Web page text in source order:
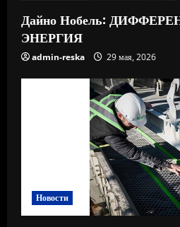
Дайно Нобель:
ЭНЕРГИЯ
admin-reska 29 мая, 2026
Новости